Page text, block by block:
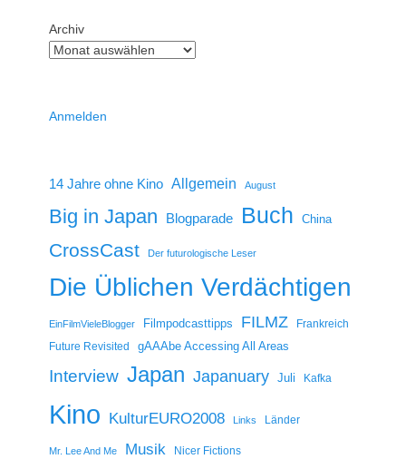
Archiv
Anmelden
14 Jahre ohne Kino Allgemein August
Big in Japan Blogparade Buch China
CrossCast Der futurologische Leser
Die Üblichen Verdächtigen
EinFilmVieleBlogger Filmpodcasttipps FILMZ
Frankreich
Future Revisited
gAAAbe Accessing All Areas
Interview Japan Japanuary Juli Kafka
Kino KulturEURO2008 Links Länder
Mr. Lee And Me Musik Nicer Fictions